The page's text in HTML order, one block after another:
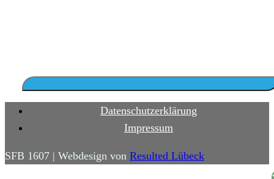
Datenschutzerklärung
Impressum
SFB 1607 | Webdesign von Resulted Lübeck